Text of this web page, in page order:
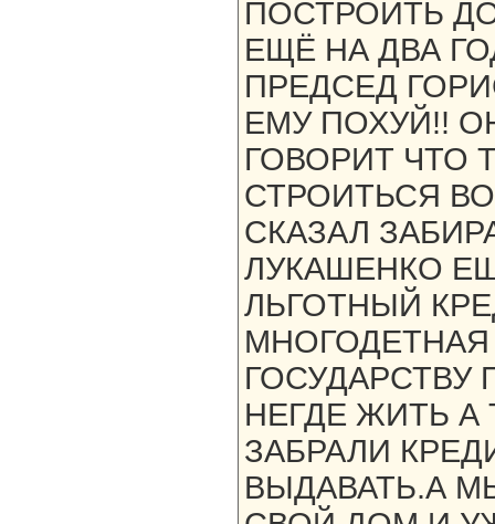
ПОСТРОИТЬ
ЕЩЁ НА ДВА
ПРЕДСЕД
ЕМУ ПОХУЙ!!
ГОВОРИТ ЧТО
СТРОИТЬСЯ
СКАЗАЛ
ЛУКАШЕНКО
ЛЬГОТНЫЙ
ГОСУДАРСТВУ
НЕГДЕ ЖИТЬ
ЗАБРАЛИ
ВЫДАВАТЬ.А